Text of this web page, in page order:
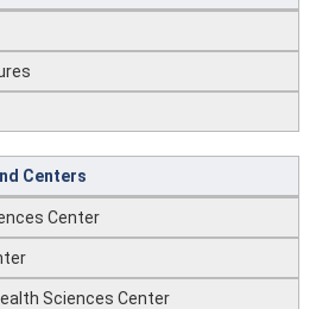
Centers
Center
Sciences Center